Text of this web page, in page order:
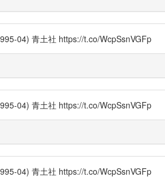
04) 青土社 https://t.co/WcpSsnVGFp
04) 青土社 https://t.co/WcpSsnVGFp
04) 青土社 https://t.co/WcpSsnVGFp